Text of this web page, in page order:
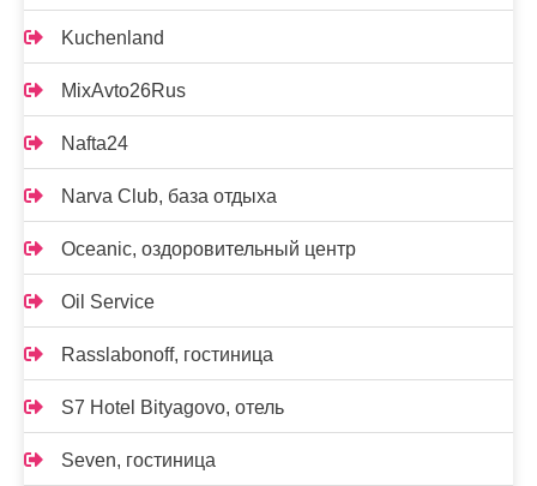
Kuchenland
MixAvto26Rus
Nafta24
Narva Club, база отдыха
Oceanic, оздоровительный центр
Oil Service
Rasslabonoff, гостиница
S7 Hotel Bityagovo, отель
Seven, гостиница